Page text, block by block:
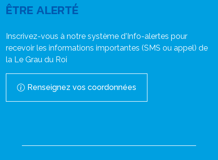
ÊTRE ALERTÉ
Inscrivez-vous à notre système d'Info-alertes pour
recevoir les informations importantes (SMS ou appel) de
la Le Grau du Roi
Renseignez vos coordonnées